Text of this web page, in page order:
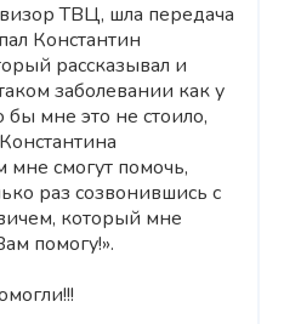
ТВЦ, шла передача
Константин
рассказывал и
заболевании как у
бы мне это не стоило,
мне смогут помочь,
раз созвонившись с
который мне
помогу!».